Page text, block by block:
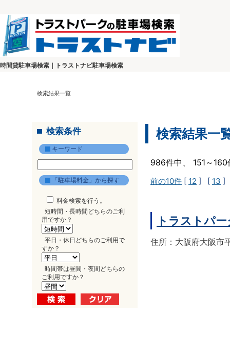
時間貸駐車場検索｜トラストナビ駐車場検索
検索結果一覧
検索条件
キーワード
「駐車場料金」から探す
料金検索を行う。
短時間・長時間どちらのご利
用ですか？
平日・休日どちらのご利用で
すか？
時間帯は昼間・夜間どちらの
ご利用ですか？
検索結果一
986件中、 151～
前の10件 [ 12 ] [ 13 ]
トラストパ
住所：大阪府大阪市